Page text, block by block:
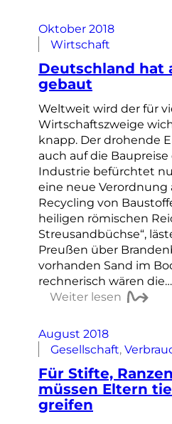
Oktober 2018
Wirtschaft
Deutschland hat
gebaut
Weltweit wird der für
Wirtschaftszweige
knapp. Der drohende
auch auf die Baupreise
Industrie befürchtet
eine neue Verordnung
Recycling von
heiligen römischen
Streusandbüchse“,
Preußen über
vorhanden Sand im
rechnerisch wären die…
Weiter lesen
August 2018
Gesellschaft,
Für Stifte,
müssen Eltern
greifen